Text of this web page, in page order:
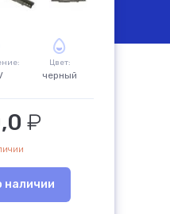
Цвет:
черный
₽
наличии